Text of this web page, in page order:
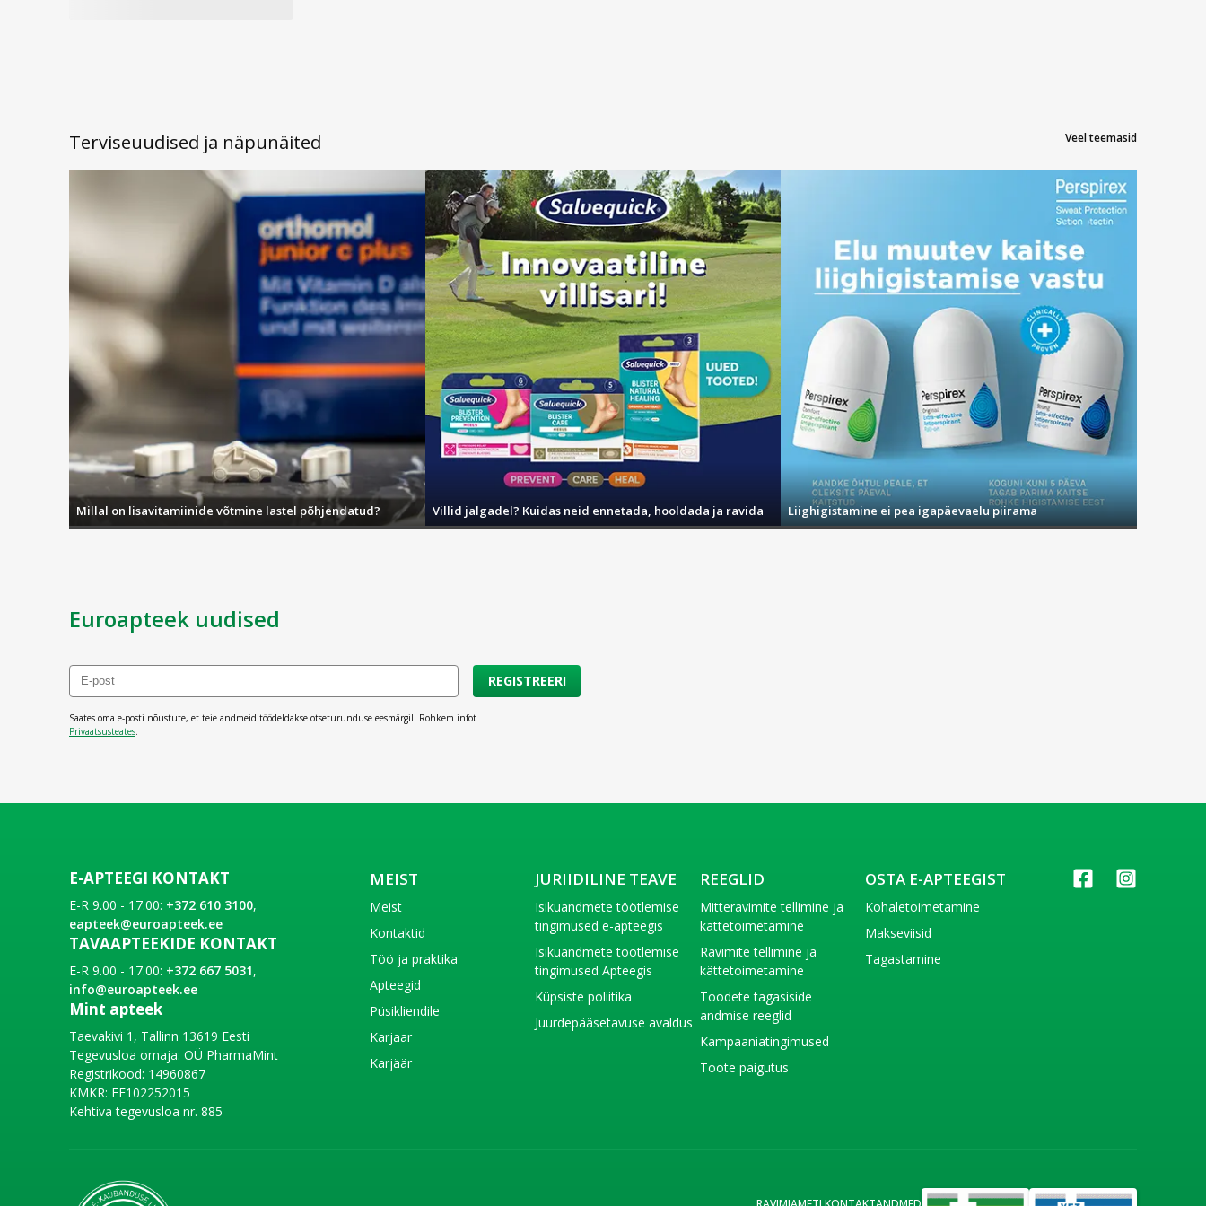
Terviseuudised ja näpunäited Veel teemasid
Millal on lisavitamiinide võtmine lastel põhjendatud? Villid jalgadel? Kuidas neid ennetada, hooldada ja ravida Liighigistamine ei pea igapäevaelu piirama
Euroapteek uudised
REGISTREERI
Saates oma e-posti nõustute, et teie andmeid töödeldakse otseturunduse eesmärgil. Rohkem infot
Privaatsusteates
E-APTEEGI KONTAKT
E-R 9.00 - 17.00: +372 610 3100,
eapteek@euroapteek.ee
TAVAAPTEEKIDE KONTAKT
E-R 9.00 - 17.00: +372 667 5031,
info@euroapteek.ee
Mint apteek
Taevakivi 1, Tallinn 13619 Eesti
Tegevusloa omaja: OÜ PharmaMint
Registrikood: 14960867
KMKR: EE102252015
Kehtiva tegevusloa nr. 885
MEIST
Meist
Kontaktid
Töö ja praktika
Apteegid
Püsikliendile
Karjaar
Karjäär
JURIIDILINE TEAVE
Isikuandmete töötlemise
tingimused e-apteegis
Isikuandmete töötlemise
tingimused Apteegis
Küpsiste poliitika
Juurdepääsetavuse avaldus
REEGLID
Mitteravimite tellimine ja
kättetoimetamine
Ravimite tellimine ja
kättetoimetamine
Toodete tagasiside
andmise reeglid
Kampaaniatingimused
Toote paigutus
OSTA E-APTEEGIST
Kohaletoimetamine
Makseviisid
Tagastamine